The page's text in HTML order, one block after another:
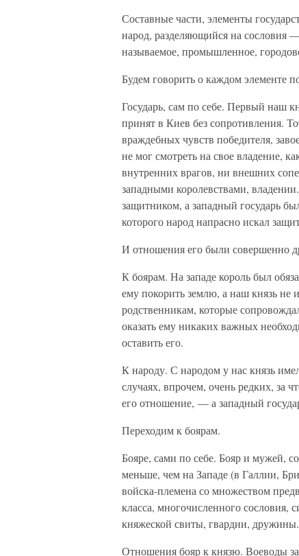
Составные части, элементы
народ, разделяющийся на сословия
называемое, промышленное,
Будем говорить о каждом элементе
Государь, сам по себе. Первый наш
принят в Киев без сопротивления.
враждебных чувств победителя,
не мог смотреть на свое владение,
внутренних врагов, ни внешних
западными королевствами,
защитником, а западный государь
которого народ напрасно искал
И отношения его были совершенно
К боярам. На западе король был
ему покорить землю, а наш князь не
родственникам, которые
оказать ему никаких важных
оставить его.
К народу. С народом у нас князь
случаях, впрочем, очень редких, за
его отношение, — а западный
Переходим к боярам.
Бояре, сами по себе. Бояр и мужей,
меньше, чем на Западе (в Галлии,
войска-племена со множеством
класса, многочисленного сословия,
княжеской свиты, гвардии, дружины.
Отношения бояр к князю. Воеводы